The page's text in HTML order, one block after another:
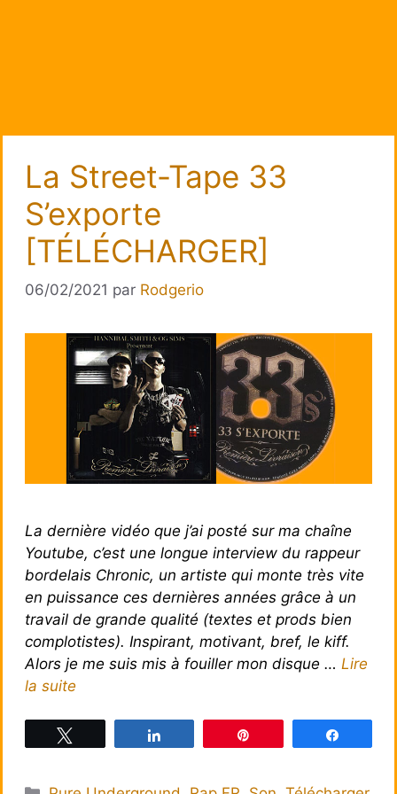
La Street-Tape 33
S’exporte
[TÉLÉCHARGER]
06/02/2021 par Rodgerio
La dernière vidéo que j’ai posté sur ma chaîne
Youtube, c’est une longue interview du rappeur
bordelais Chronic, un artiste qui monte très vite
en puissance ces dernières années grâce à un
travail de grande qualité (textes et prods bien
complotistes). Inspirant, motivant, bref, le kiff.
Alors je me suis mis à fouiller mon disque … Lire
la suite
Catégories